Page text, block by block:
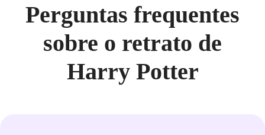
Perguntas frequentes
sobre o retrato de
Harry Potter